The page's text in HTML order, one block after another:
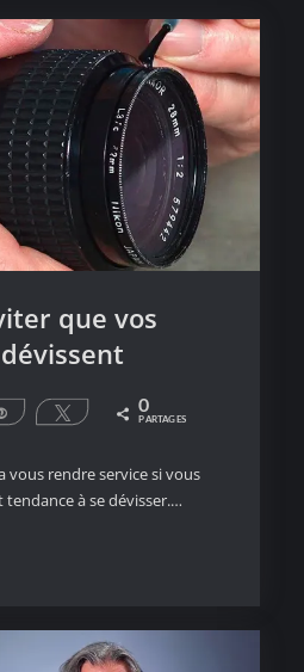
que vos
Épingle Tweetez 0
PARTAGES
vous rendre service si vous
à se dévisser.…